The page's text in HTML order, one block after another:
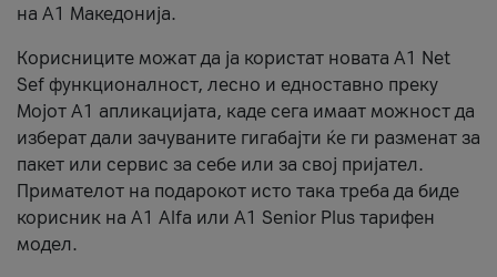
на А1 Македонија.
Корисниците можат да ја користат новата А1 Net
Sef функционалност, лесно и едноставно преку
Мојот А1 апликацијата, каде сега имаат можност да
изберат дали зачуваните гигабајти ќе ги разменат за
пакет или сервис за себе или за свој пријател.
Примателот на подарокот исто така треба да биде
корисник на А1 Alfa или A1 Senior Plus тарифен
модел.